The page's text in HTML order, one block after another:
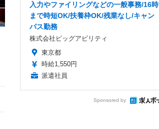
入力やファイリングなどの一般事務/16時
まで時短OK/扶養枠OK/残業なし/キャン
パス勤務
株式会社ビッグアビリティ
東京都
時給1,550円
派遣社員
Sponsored by